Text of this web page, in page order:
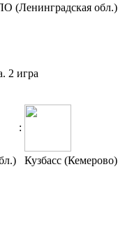
(Ленинградская обл.)
2 игра
:
Кузбасс (Кемерово)